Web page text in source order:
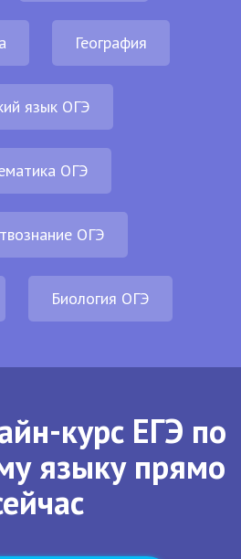
География
язык ОГЭ
ОГЭ
ОГЭ
Биология ОГЭ
курс ЕГЭ по
языку прямо